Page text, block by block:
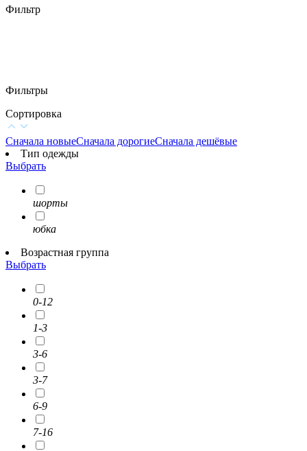
Фильтр
Фильтры
Сортировка
Сначала новыеСначала дорогиеСначала дешёвые
Тип одежды
Выбрать
шорты
юбка
Возрастная группа
Выбрать
0-12
1-3
3-6
3-7
6-9
7-16